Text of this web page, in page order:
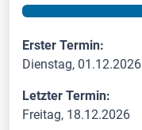
Erster Termin:
Dienstag, 01.12.2026
Letzter Termin:
Freitag, 18.12.2026